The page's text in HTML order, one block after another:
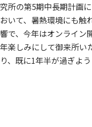
所の第5期中長期計画
いて、暑熱環境にも触
で、今年はオンライ
楽しみにして御来所い
、既に1年半が過ぎよ